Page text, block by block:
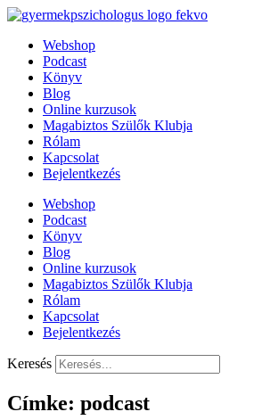
Kilépés
tartalombaWebshop
Podcast
Könyv
Blog
Online kurzusok
Magabiztos Szülők Klubja
Rólam
Kapcsolat
Bejelentkezés
Webshop
Podcast
Könyv
Blog
Online kurzusok
Magabiztos Szülők Klubja
Rólam
Kapcsolat
Bejelentkezés
Keresés
Címke: podcast